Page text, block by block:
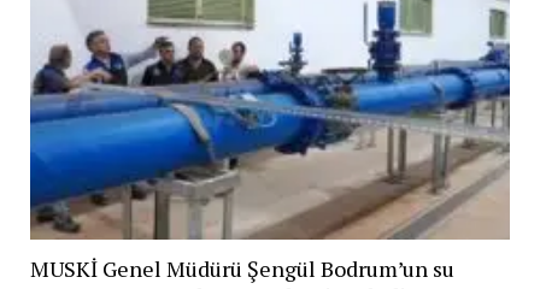
MUSKİ Genel Müdürü Şengül Bodrum’un su